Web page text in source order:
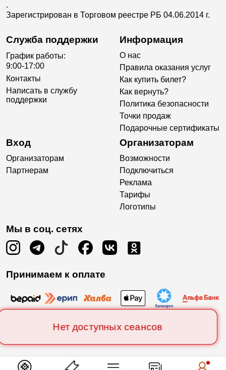
Нет доступных сеансов
.
Зарегистрирован в Торговом реестре РБ 04.06.2014 г.
Служба поддержки
График работы:
9:00-17:00
Контакты
Написать в службу
поддержки
Информация
О нас
Правила оказания услуг
Как купить билет?
Как вернуть?
Политика безопасности
Точки продаж
Подарочные сертификаты
Вход
Организаторам
Партнерам
Организаторам
Возможности
Подключиться
Реклама
Тарифы
Логотипы
Мы в соц. сетях
Принимаем к оплате